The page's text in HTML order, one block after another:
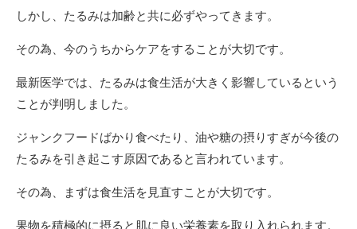
しかし、たるみは加齢と共に必ずやってきます。
その為、今のうちからケアをすることが大切です。
最新医学では、たるみは食生活が大きく影響しているという
ことが判明しました。
ジャンクフードばかり食べたり、油や糖の摂りすぎが今後の
たるみを引き起こす原因であると言われています。
その為、まずは食生活を見直すことが大切です。
果物を積極的に摂ると肌に良い栄養素を取り入れられます。